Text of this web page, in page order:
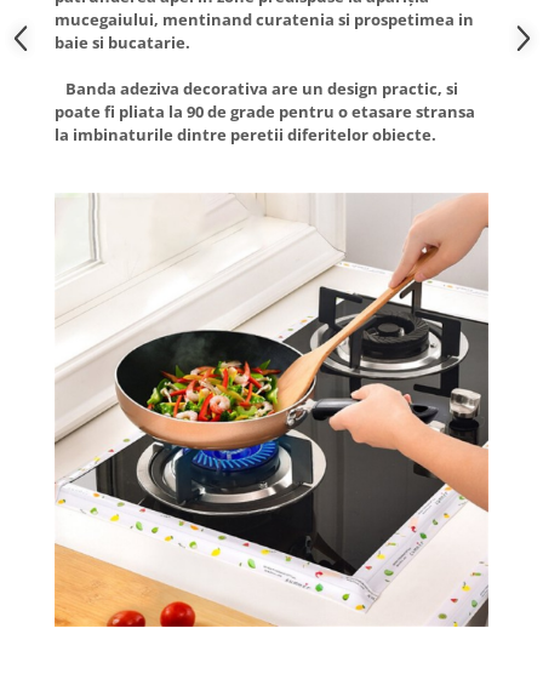
mucegaiului, mentinand curatenia si prospetimea in
baie si bucatarie.
Banda adeziva decorativa are un design practic, si
poate fi pliata la 90 de grade pentru o etasare stransa
la imbinaturile dintre peretii diferitelor obiecte.